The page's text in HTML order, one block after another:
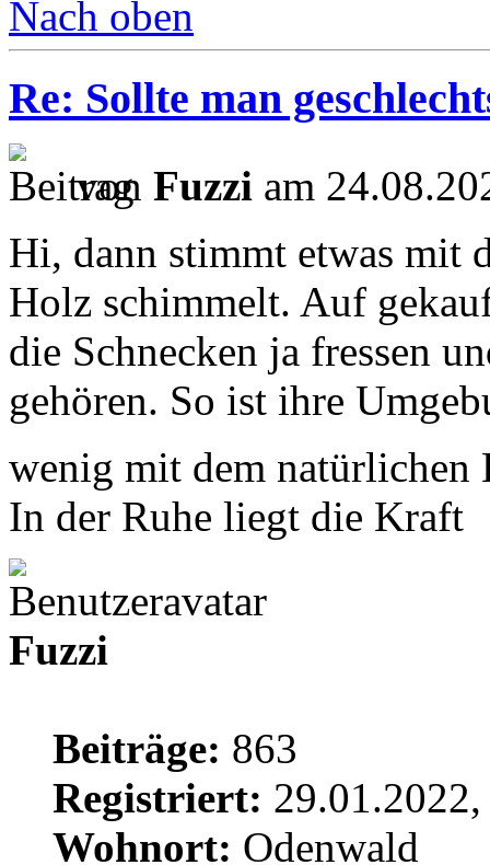
Nach oben
Re: Sollte man
von Fuzzi am
Hi, dann stimmt etwas mit
Holz schimmelt. Auf
die Schnecken ja fressen
gehören. So ist ihre
wenig mit dem natürlichen
In der Ruhe liegt die Kraft
Fuzzi
Beiträge: 863
Registriert:
Wohnort: Odenwald